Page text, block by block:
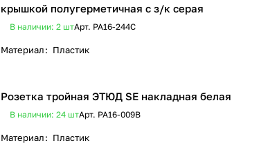
крышкой полугерметичная с з/к серая
В наличии: 2 штАрт. PA16-244C
Материал: Пластик
Розетка тройная ЭТЮД SE накладная белая
В наличии: 24 штАрт. PA16-009B
Материал: Пластик